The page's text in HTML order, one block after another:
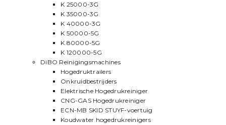
K 25000-3G
K 35000-3G
K 40000-3G
K 50000-5G
K 80000-5G
K 120000-5G
DiBO Reinigingsmachines
Hogedruktrailers
Onkruidbestrijders
Elektrische Hogedrukreiniger
CNG-GAS Hogedrukreiniger
ECN-MB SKID STUYF-voertuig
Koudwater hogedrukreinigers